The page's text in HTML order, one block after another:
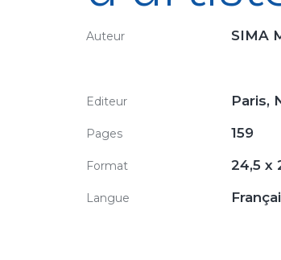
Auteur SIMA
Editeur Paris,
Pages 159
Format 24,5 x
Langue